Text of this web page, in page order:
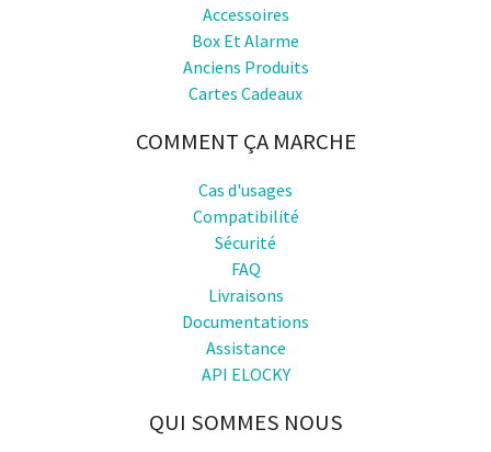
Accessoires
Box Et Alarme
Anciens Produits
Cartes Cadeaux
COMMENT ÇA MARCHE
Cas d'usages
Compatibilité
Sécurité
FAQ
Livraisons
Documentations
Assistance
API ELOCKY
QUI SOMMES NOUS